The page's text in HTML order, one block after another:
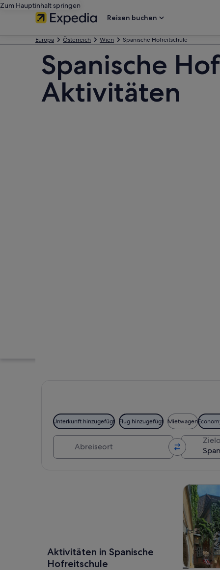
Zum Hauptinhalt springen
Reisen buchen
Europa Österreich Wien Spanische Hofreitschule
Spanische
Aktivitäten
Unterkunft hinzugefügt Flug hinzugefügt Mietwagen
Aktivitäten in Spanische
Hofreitschule
Touren